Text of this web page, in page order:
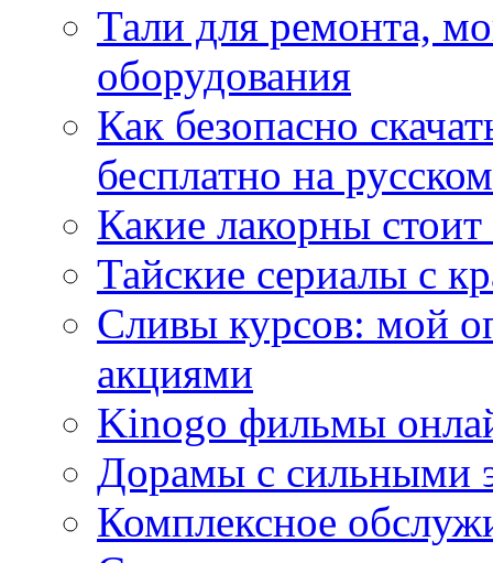
Тали для ремонта,
оборудования
Как безопасно
бесплатно на
Какие лакорны
Тайские сериалы с
Сливы курсов: мой
акциями
Kinogo фильмы
Дорамы с сильными
Комплексное